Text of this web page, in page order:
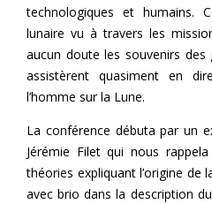
technologiques et humains.
lunaire vu à travers les
aucun doute les souvenirs
assistèrent quasiment en
l’homme sur la Lune.
La conférence débuta par un
Jérémie Filet qui nous
théories expliquant l’origine de
avec brio dans la description